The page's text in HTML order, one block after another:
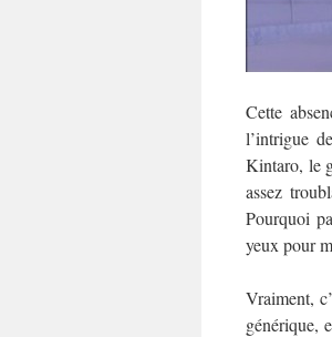
Cette
l’intrigue
Kintaro, le
assez
Pourquoi
yeux pour
Vraiment,
générique,